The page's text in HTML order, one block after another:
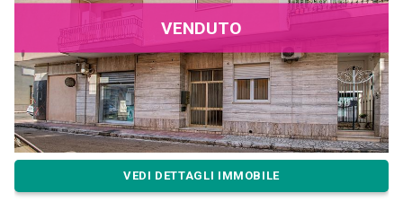
VENDUTO
VEDI DETTAGLI IMMOBILE